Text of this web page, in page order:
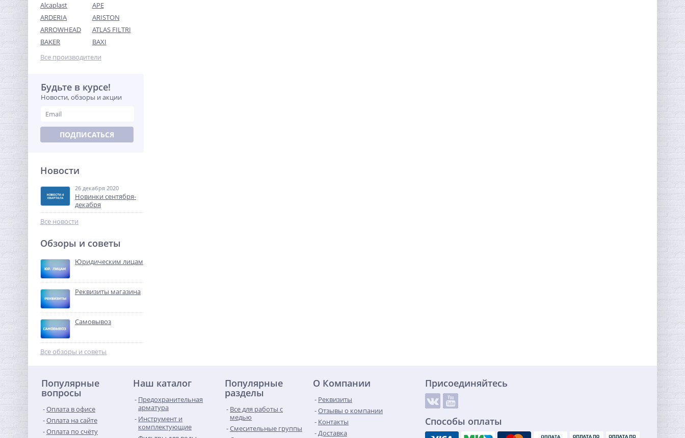
Кран шаровый с
электроприводом Neptun
Profi 12В 1"
9 479,04
Переходник резьбовой
1/2" х 3/8" ВН никель UNI-
FITT
138,56
Ниппель редукция 1" x 1/2"
(НР) никель UNI-FITT
910,00 руб.
-68%
Alcaplast
APE
ARDERIA
ARISTON
ARROWHEAD
ATLAS FILTRI
BAKER
BAXI
Все производители
Будьте в курсе!
Новости, обзоры и акции
ПОДПИСАТЬСЯ
Новости
26 декабря 2020
Новинки сентября-
декабря
Все новости
Обзоры и советы
Юридическим лицам
Реквизиты магазина
Самовывоз
Все обзоры и советы
Популярные
вопросы
Оплата в офисе
Оплата на сайте
Оплата по счёту
Наш каталог
Предохранительная
арматура
Инструмент и
комплектующие
Популярные
разделы
Все для работы с
медью
Смесительные группы
О Компании
Реквизиты
Отзывы о компании
Контакты
Доставка
Присоединяйтесь
Способы оплаты